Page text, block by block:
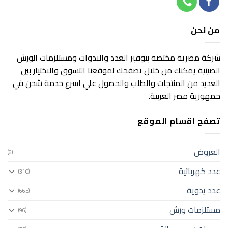
من نحن
شركة مصرية مختصه بتوفير العدد والادوات ومستلزمات الورش
الصينية يمكنك من خلال تصفحك لموقعنا التسوق والاختيار بين
العديد من المنتجات والطلب والحصول علي اسرع خدمة شحن في
جمهورية مصر العربية.
تصفح اقسام الموقع
العروض (6)
عدد كهربائية (310)
عدد يدوية (665)
مستلزمات ورش (96)